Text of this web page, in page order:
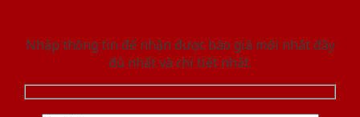
Nhập thông tin để nhận được báo giá mới nhât đầy
đủ nhất và chi tiết nhất.